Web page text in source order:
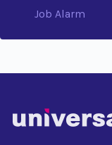
Job Alarm